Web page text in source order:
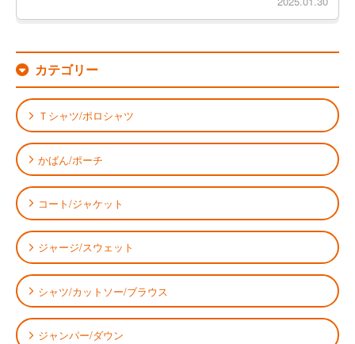
カテゴリー
Ｔシャツ/ポロシャツ
かばん/ポーチ
コート/ジャケット
ジャージ/スウェット
シャツ/カットソー/ブラウス
ジャンパー/ダウン